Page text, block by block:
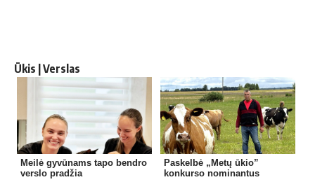
Ūkis | Verslas
Meilė gyvūnams tapo bendro
verslo pradžia
Paskelbė „Metų ūkio”
konkurso nominantus